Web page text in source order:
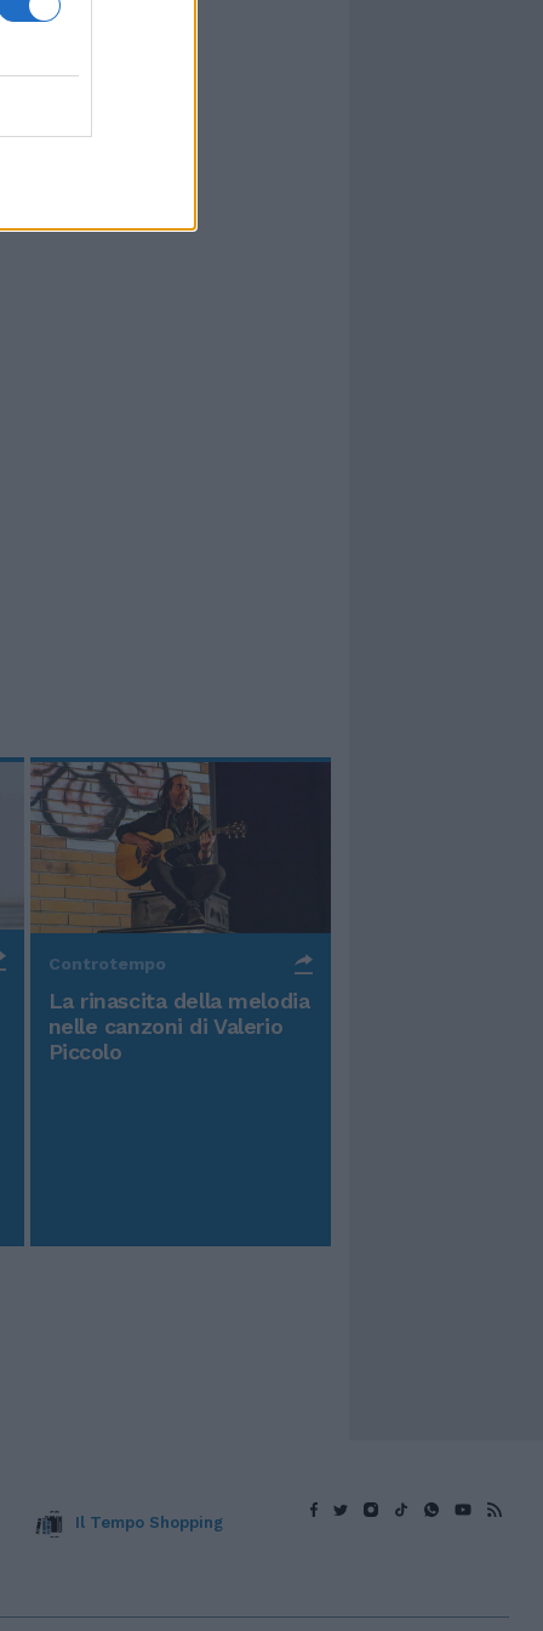
Controtempo
La rinascita della melodia
nelle canzoni di Valerio
Piccolo
Il Tempo Shopping